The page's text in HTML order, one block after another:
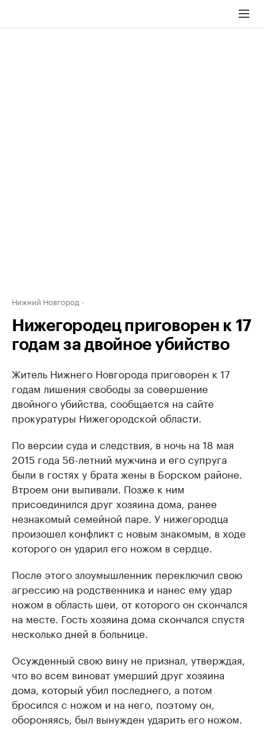
Нижний Новгород
Нижегородец приговорен к 17
годам за двойное убийство
Житель Нижнего Новгорода приговорен к 17
годам лишения свободы за совершение
двойного убийства, сообщается на сайте
прокуратуры Нижегородской области.
По версии суда и следствия, в ночь на 18 мая
2015 года 56-летний мужчина и его супруга
были в гостях у брата жены в Борском районе.
Втроем они выпивали. Позже к ним
присоединился друг хозяина дома, ранее
незнакомый семейной паре. У нижегородца
произошел конфликт с новым знакомым, в ходе
которого он ударил его ножом в сердце.
После этого злоумышленник переключил свою
агрессию на родственника и нанес ему удар
ножом в область шеи, от которого он скончался
на месте. Гость хозяина дома скончался спустя
несколько дней в больнице.
Осужденный свою вину не признал, утверждая,
что во всем виноват умерший друг хозяина
дома, который убил последнего, а потом
бросился с ножом и на него, поэтому он,
обороняясь, был вынужден ударить его ножом.